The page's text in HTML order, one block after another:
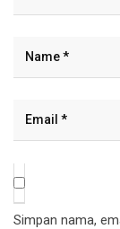
Simpan nama,